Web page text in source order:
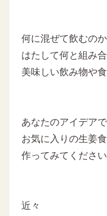
何に混ぜて飲むのか
はたして何と組み
美味しい飲み物や
あなたのアイデアで
お気に入りの生姜
作ってみてくださ
近々